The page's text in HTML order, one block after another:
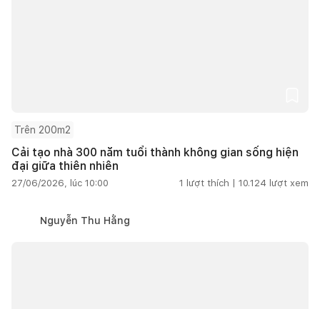
Trên 200m2
Cải tạo nhà 300 năm tuổi thành không gian sống hiện
đại giữa thiên nhiên
27/06/2026, lúc 10:00 1 lượt thích | 10.124 lượt xem
Nguyễn Thu Hằng